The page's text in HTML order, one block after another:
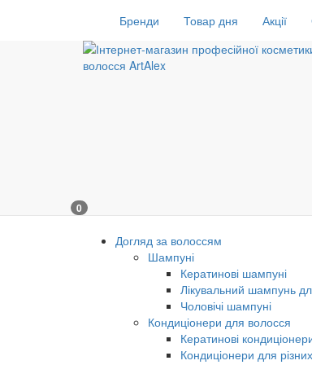
Бренди Товар дня Акції
0
Догляд за волоссям
Шампуні
Кератинові шампуні
Лікувальний шампунь
Чоловічі шампуні
Кондиціонери для волосся
Кератинові
Кондиціонери для